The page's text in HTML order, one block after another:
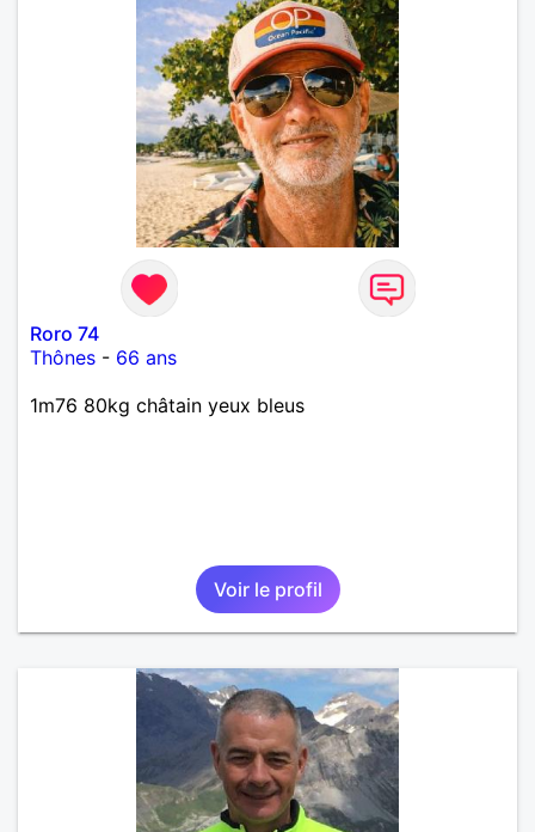
Roro 74
Thônes - 66 ans
1m76 80kg châtain yeux bleus
Voir le profil